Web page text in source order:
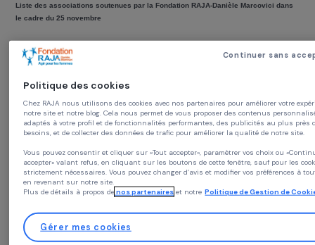
Liste des associations soutenues par la Fondation RAJA-Danièle Marcovici
le cadre du 25 novembre
Webinaire « My Voice My Choice » : un appel pour les
droits reproductifs des femmes
En collaboration avec le
Choice*
la Fondation RAJA-
Danièle Marcovici a organisé un
Politique des cookies
Chez RAJA nous utilisons des cookies avec nos partenaires pour améliorer
notre site et notre blog. Cela nous permet de vous proposer des contenus
adaptés à votre profil et de fonctionnalités performantes, des publicités au
Continuer